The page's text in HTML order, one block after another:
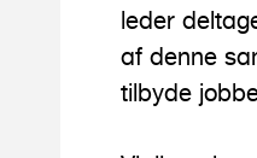
leder
af denne
tilbyde